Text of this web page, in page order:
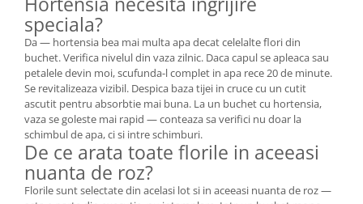
speciala?
Da — hortensia bea mai multa apa decat celelalte flori din
buchet. Verifica nivelul din vaza zilnic. Daca capul se apleaca sau
petalele devin moi, scufunda-l complet in apa rece 20 de minute.
Se revitalizeaza vizibil. Despica baza tijei in cruce cu un cutit
ascutit pentru absorbtie mai buna. La un buchet cu hortensia,
vaza se goleste mai rapid — conteaza sa verifici nu doar la
schimbul de apa, ci si intre schimburi.
De ce arata toate florile in aceeasi
nuanta de roz?
Florile sunt selectate din acelasi lot si in aceeasi nuanta de roz —